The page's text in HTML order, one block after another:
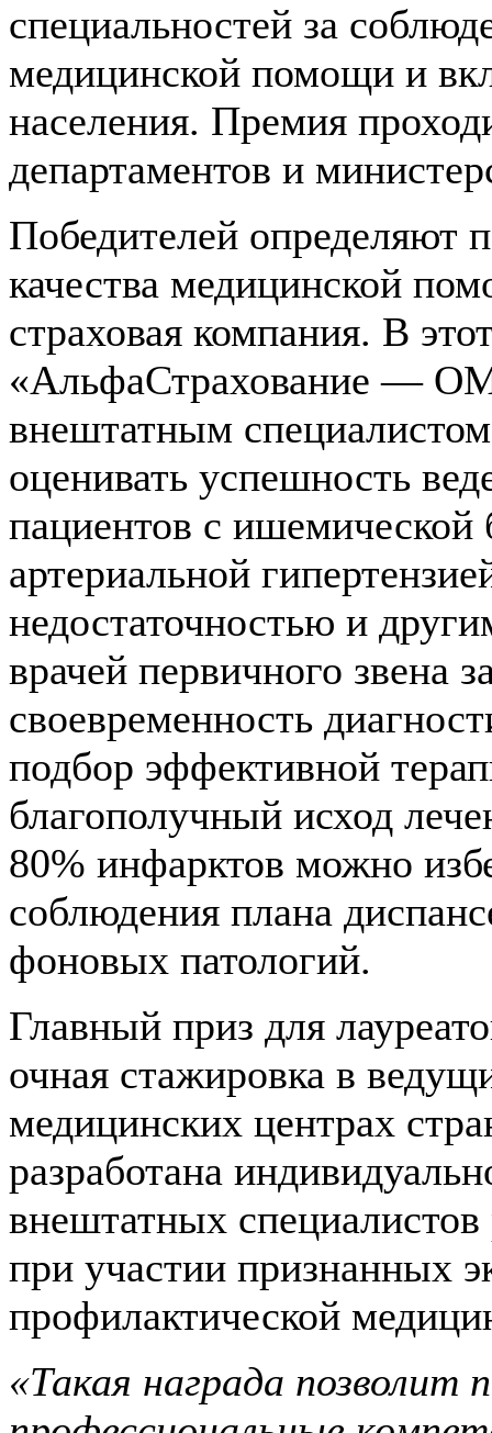
специальностей за
медицинской помощи и
населения. Премия
департаментов и
Победителей определяют
качества медицинской
страховая компания. В
«АльфаСтрахование —
внештатным
оценивать успешность
пациентов с
артериальной
недостаточностью и
врачей первичного звена
своевременность
подбор эффективной
благополучный исход
80% инфарктов можно
соблюдения плана
фоновых патологий.
Главный приз для
очная стажировка в
медицинских центрах
разработана
внештатных
при участии признанных
профилактической
«Такая награда позволит